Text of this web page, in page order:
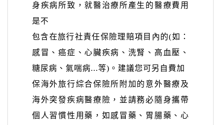
身疾病所致，就醫治療所產生的醫療費用
是不
包含在旅行社責任保險理賠項目內的(如：
感冒、癌症、心臟疾病、洗腎、高血壓、
糖尿病、氣喘病...等) 。建議您可另自費加
保海外旅行綜合保險所附加的意外醫療及
海外突發疾病醫療險，並請務必隨身攜帶
個人習慣性用藥，如感冒藥、胃腸藥、心